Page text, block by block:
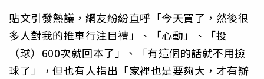
貼文引發熱議，網友紛紛直呼「今天買了，然後很
多人對我的推車行注目禮」、「心動」、「投
（球）600次就回本了」、「有這個的話就不用撿
球了」，但也有人指出「家裡也是要夠大，才有辦